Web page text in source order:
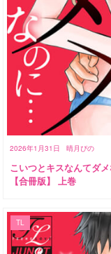
2026年1月31日 晴月ぴの
こいつとキスなんてダ
【合冊版】 上巻
TL